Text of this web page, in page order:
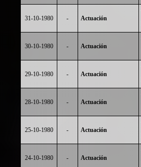
31-10-1980 - Actuación
30-10-1980 - Actuación
29-10-1980 - Actuación
28-10-1980 - Actuación
25-10-1980 - Actuación
24-10-1980 - Actuación